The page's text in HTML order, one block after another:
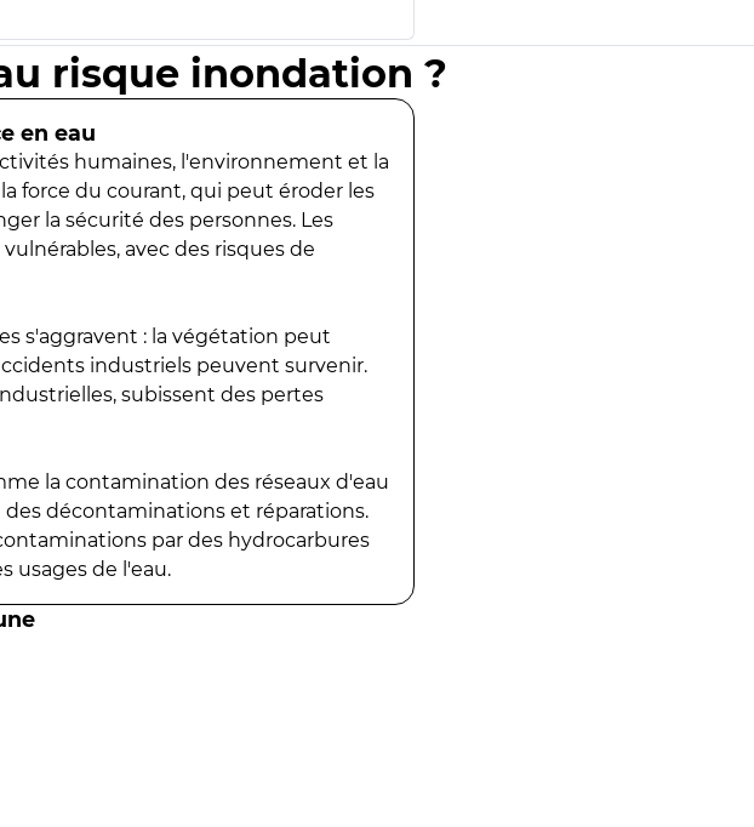
risque inondation ?
en eau
humaines, l'environnement et la
force du courant, qui peut éroder les
la sécurité des personnes. Les
avec des risques de
s'aggravent : la végétation peut
industriels peuvent survenir.
subissent des pertes
la contamination des réseaux d'eau
décontaminations et réparations.
par des hydrocarbures
usages de l'eau.